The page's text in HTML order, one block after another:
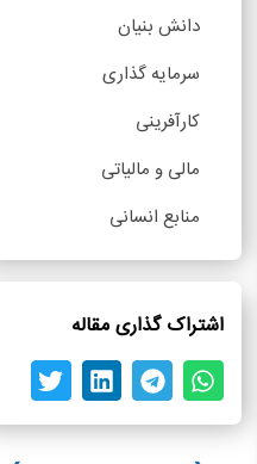
دانش بنیان
سرمایه گذاری
کارآفرینی
مالی و مالیاتی
منابع انسانی
اشتراک گذاری مقاله